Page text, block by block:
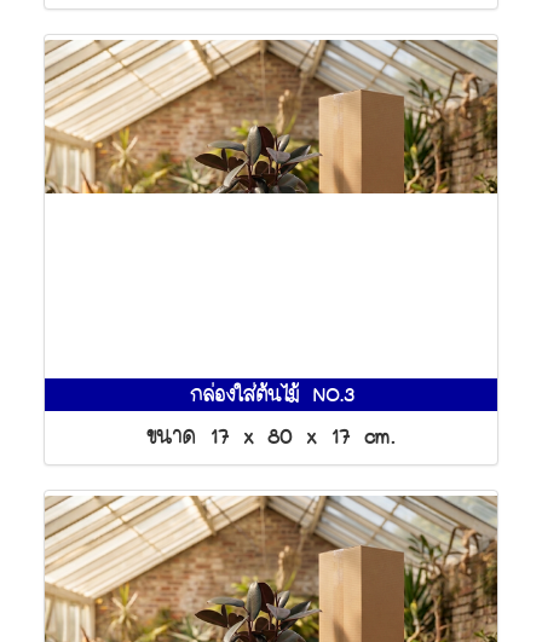
กล่องใส่ต้นไม้ NO.3
ขนาด 17 x 80 x 17 cm.